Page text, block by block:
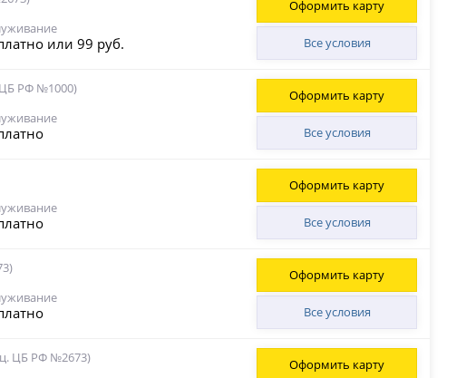
или 99 руб. Все условия
Оформить карту
РФ №1000)
Все условия
Оформить карту
Все условия
Оформить карту
Все условия
Оформить карту
ЦБ РФ №2673)
Оформить карту